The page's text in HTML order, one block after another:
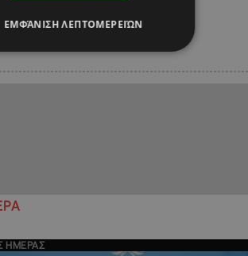
ΗΜΕΡΑΣ
ΕΜΦΆΝΙΣΗ ΛΕΠΤΟΜΕΡΕΙΏΝ